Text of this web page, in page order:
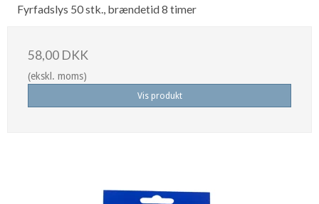
Fyrfadslys 50 stk., brændetid 8 timer
58,00 DKK
(ekskl. moms)
Vis produkt